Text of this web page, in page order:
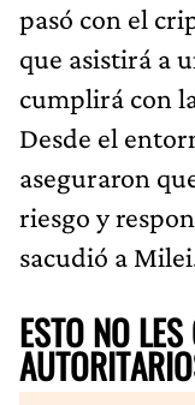
pasó con el
que asistirá a
cumplirá con
Desde el
aseguraron
riesgo y
sacudió a
ESTO NO